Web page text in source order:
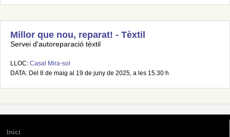
Millor que nou, reparat! - Tèxtil
Servei d'autoreparació tèxtil
LLOC: Casal Mira-sol
DATA: Del 8 de maig al 19 de juny de 2025, a les 15.30 h
Inici